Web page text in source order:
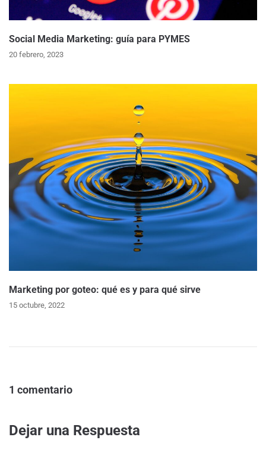
Social Media Marketing: guía para PYMES
20 febrero, 2023
Marketing por goteo: qué es y para qué sirve
15 octubre, 2022
1 comentario
Dejar una Respuesta